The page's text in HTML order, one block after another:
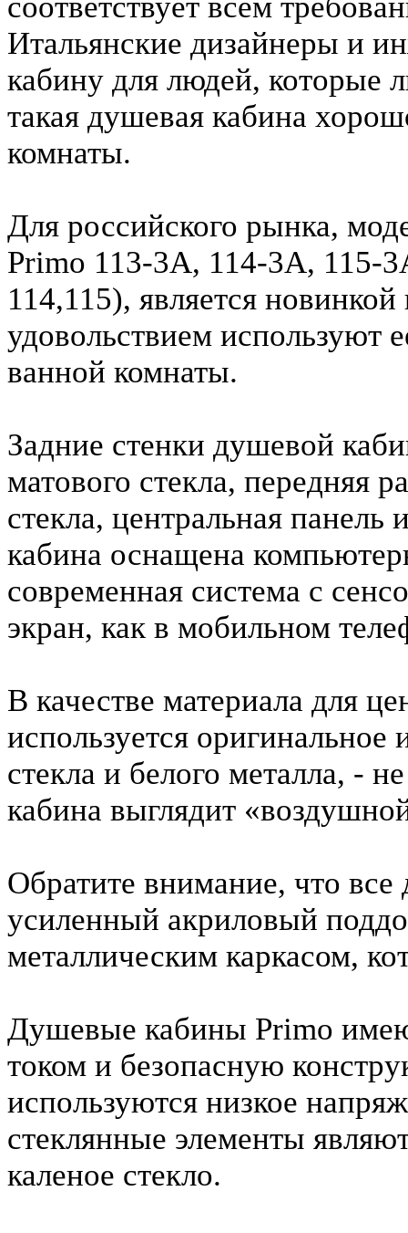
Итальянские дизайнеры и
кабину для людей, которые
такая душевая кабина
комнаты.
Для российского рынка,
Primo 113-3A, 114-3A, 115-
114,115), является
удовольствием используют
ванной комнаты.
Задние стенки душевой
матового стекла, передняя
стекла, центральная панель
кабина оснащена
современная система с
экран, как в мобильном
В качестве материала для
используется оригинальное
стекла и белого металла, -
кабина выглядит
Обратите внимание, что
усиленный акриловый
металлическим каркасом,
Душевые кабины Primo
током и безопасную
используются низкое
стеклянные элементы
каленое стекло.